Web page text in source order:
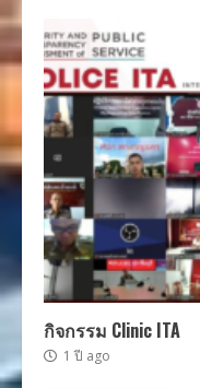
กิจกรรม Clinic ITA
1 ปี ago